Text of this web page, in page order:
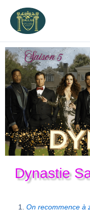
contenu
Dynastie
On recommence à